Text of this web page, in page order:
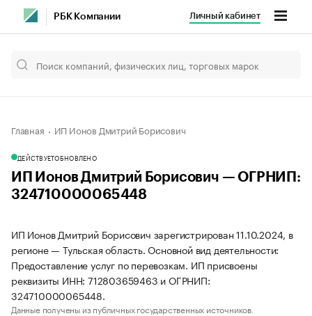
РБК Компании Личный кабинет
Главная ИП Ионов Дмитрий Борисович
ДЕЙСТВУЕТОБНОВЛЕНО
ИП Ионов Дмитрий Борисович — ОГРНИП:
324710000065448
ИП Ионов Дмитрий Борисович зарегистрирован 11.10.2024, в
регионе — Тульская область. Основной вид деятельности:
Предоставление услуг по перевозкам. ИП присвоены
реквизиты ИНН: 712803659463 и ОГРНИП:
324710000065448.
Данные получены из публичных государственных источников.